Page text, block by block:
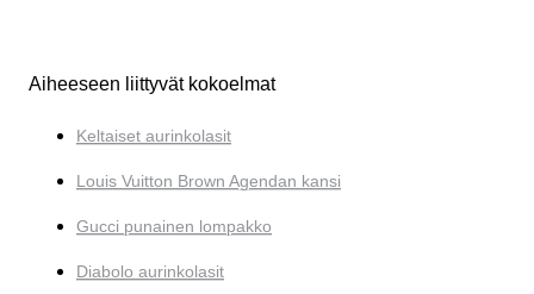
Aiheeseen liittyvät kokoelmat
Keltaiset aurinkolasit
Louis Vuitton Brown Agendan kansi
Gucci punainen lompakko
Diabolo aurinkolasit